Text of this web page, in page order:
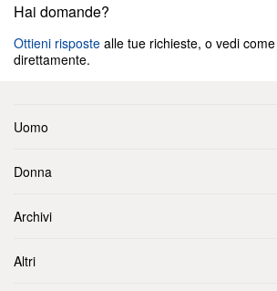
Hai domande?
Ottieni risposte alle tue richieste, o vedi
direttamente.
Uomo
Donna
Archivi
Altri